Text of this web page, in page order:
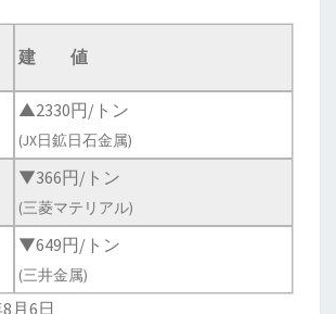
建 値
▲2330円/トン
(JX日鉱日石金属)
▼366円/トン
(三菱マテリアル)
▼649円/トン
(三井金属)
月6日